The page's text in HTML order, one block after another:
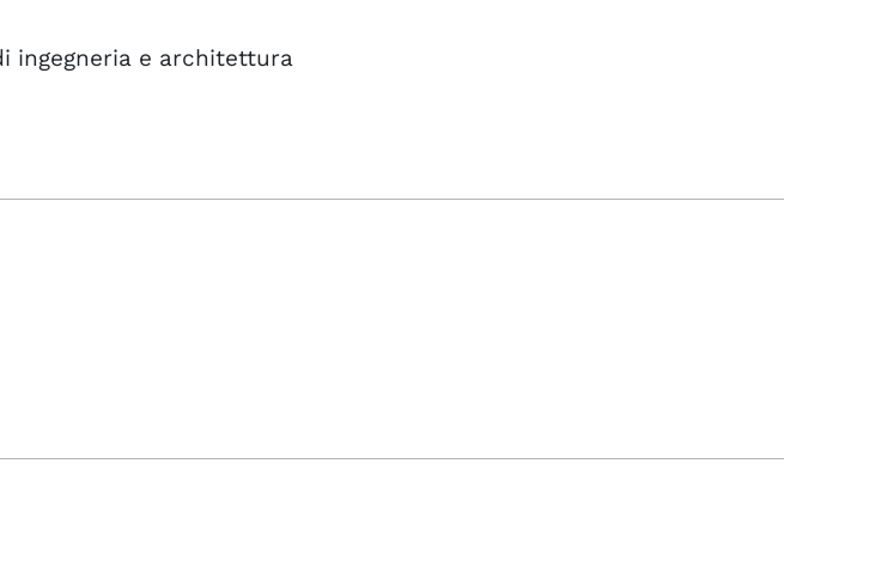
ingegneria e architettura